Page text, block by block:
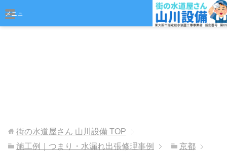
メニュ
街の水道屋さん 山川設備 TOP
施工例｜つまり・水漏れ出張修理事例
京都